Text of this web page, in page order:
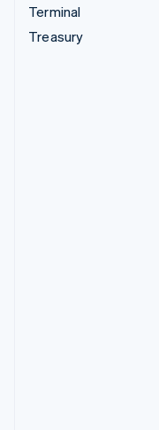
Terminal
Treasury